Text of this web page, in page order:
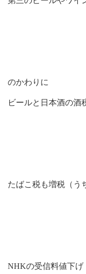
のかわりに
ビールと日本酒の酒
たばこ税も増税（う
NHKの受信料値下げ